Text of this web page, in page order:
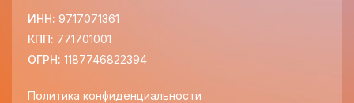
ИНН: 9717071361
КПП: 771701001
ОГРН: 1187746822394
Политика конфиденциальности